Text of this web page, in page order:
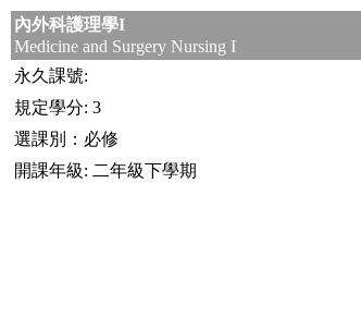
內外科護理學I
Medicine and Surgery Nursing I
永久課號:
規定學分: 3
選課別：必修
開課年級: 二年級下學期